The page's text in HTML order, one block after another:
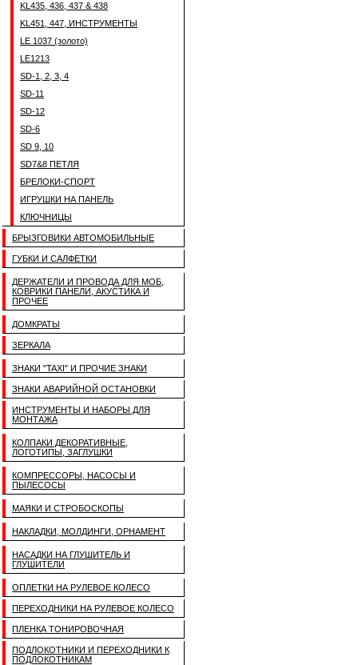
KL435, 436, 437 & 438
KL451, 447, ИНСТРУМЕНТЫ
LE 1037 (золото)
LE1213
SD-1, 2, 3, 4
SD-11
SD-12
SD-6
SD 9, 10
SD7&8 ПЕТЛЯ
БРЕЛОКИ-СПОРТ
ИГРУШКИ НА ПАНЕЛЬ
КЛЮЧНИЦЫ
БРЫЗГОВИКИ АВТОМОБИЛЬНЫЕ
ГУБКИ И САЛФЕТКИ
ДЕРЖАТЕЛИ И ПРОВОДА ДЛЯ МОБ,
КОВРИКИ ПАНЕЛИ, АКУСТИКА И
ПРОЧЕЕ
ДОМКРАТЫ
ЗЕРКАЛА
ЗНАКИ "TAXI" И ПРОЧИЕ ЗНАКИ
ЗНАКИ АВАРИЙНОЙ ОСТАНОВКИ
ИНСТРУМЕНТЫ И НАБОРЫ ДЛЯ
МОНТАЖА
КОЛПАКИ ДЕКОРАТИВНЫЕ,
ЛОГОТИПЫ, ЗАГЛУШКИ
КОМПРЕССОРЫ, НАСОСЫ И
ПЫЛЕСОСЫ
МАЯКИ И СТРОБОСКОПЫ
НАКЛАДКИ, МОЛДИНГИ, ОРНАМЕНТ
НАСАДКИ НА ГЛУШИТЕЛЬ И
ГЛУШИТЕЛИ
ОПЛЕТКИ НА РУЛЕВОЕ КОЛЕСО
ПЕРЕХОДНИКИ НА РУЛЕВОЕ КОЛЕСО
ПЛЕНКА ТОНИРОВОЧНАЯ
ПОДЛОКОТНИКИ И ПЕРЕХОДНИКИ К
ПОДЛОКОТНИКАМ